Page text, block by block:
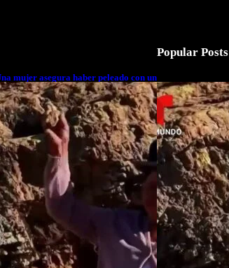
mujer asegura haber peleado con un
cuerpo a cuerpo
Popular Posts